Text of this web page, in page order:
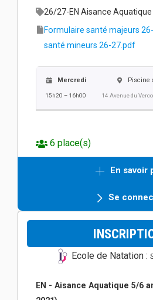
26/27-EN Aisance Aquatique
Formulaire santé majeurs
santé mineurs 26-27.pdf
Mercredi
15h20 – 16h00
Piscine
14 Avenue du
6 place(s)
En savoir
Se
Ecole de Natation :
EN - Aisance Aquatique 5/6